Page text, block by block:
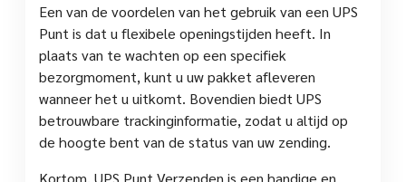
Een van de voordelen van het gebruik van een UPS
Punt is dat u flexibele openingstijden heeft. In
plaats van te wachten op een specifiek
bezorgmoment, kunt u uw pakket afleveren
wanneer het u uitkomt. Bovendien biedt UPS
betrouwbare trackinginformatie, zodat u altijd op
de hoogte bent van de status van uw zending.
Kortom, UPS Punt Verzenden is een handige en